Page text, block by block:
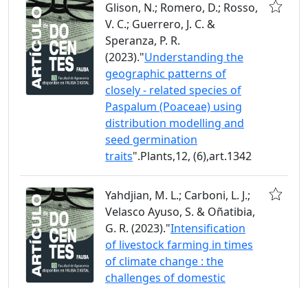
Glison, N.; Romero, D.; Rosso,
V. C.; Guerrero, J. C. &
Speranza, P. R.
(2023)."Understanding the
geographic patterns of
closely - related species of
Paspalum (Poaceae) using
distribution modelling and
seed germination
traits".Plants,12, (6),art.1342
Yahdjian, M. L.; Carboni, L. J.;
Velasco Ayuso, S. & Oñatibia,
G. R. (2023)."Intensification
of livestock farming in times
of climate change : the
challenges of domestic